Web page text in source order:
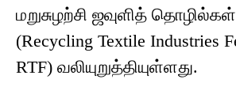
மறுசுழற்சி ஜவுளித்
(Recycling Textile Industries
RTF) வலியுறுத்தியுள்ளது.